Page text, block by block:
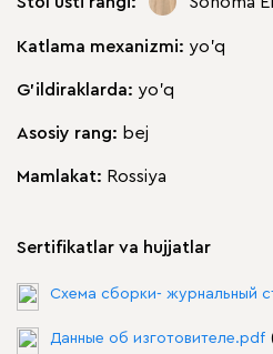
Katlama mexanizmi: yo'q
G'ildiraklarda: yo'q
Asosiy rang: bej
Mamlakat: Rossiya
Sertifikatlar va hujjatlar
Схема сборки- журнальный
Данные об изготовителе.pdf